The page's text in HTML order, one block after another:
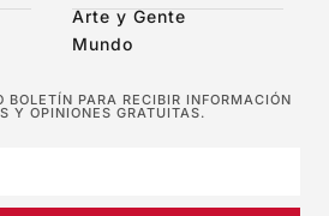
Arte y Gente
Mundo
BOLETÍN PARA RECIBIR INFORMACIÓN
Y OPINIONES GRATUITAS.